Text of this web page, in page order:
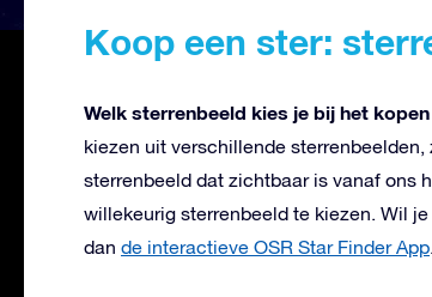
Koop een ster:
Welk sterrenbeeld kies je bij het
kiezen uit verschillende
sterrenbeeld dat zichtbaar is vanaf ons
willekeurig sterrenbeeld te kiezen. Wil
dan de interactieve OSR Star Finder App.